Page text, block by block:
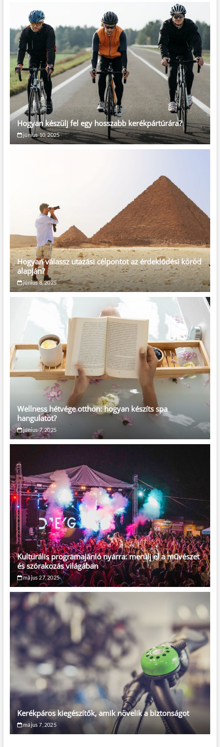
Hogyan készülj fel egy hosszabb kerékpártúrára?
június 10, 2025
Hogyan válassz utazási célpontot az érdeklődési köröd
alapján?
június 8, 2025
Wellness hétvége otthon: hogyan készíts spa
hangulatot?
június 7, 2025
Kulturális programajánló nyárra: merülj el a művészet
és szórakozás világában
május 27, 2025
Kerékpáros kiegészítők, amik növelik a biztonságot
május 7, 2025